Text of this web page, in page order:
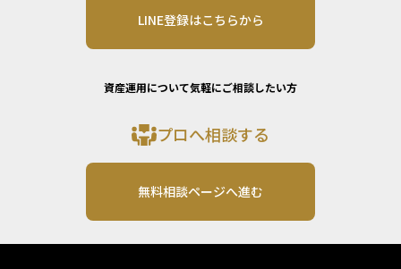
LINE登録はこちらから
資産運用について気軽にご相談したい方
プロへ相談する
無料相談ページへ進む